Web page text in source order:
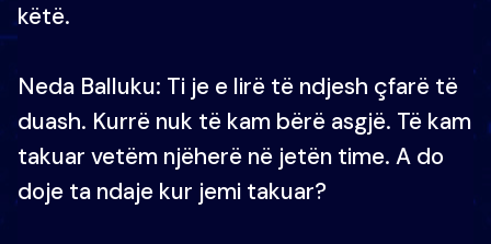
këtë.
Neda Balluku: Ti je e lirë të ndjesh çfarë të
duash. Kurrë nuk të kam bërë asgjë. Të kam
takuar vetëm njëherë në jetën time. A do
doje ta ndaje kur jemi takuar?